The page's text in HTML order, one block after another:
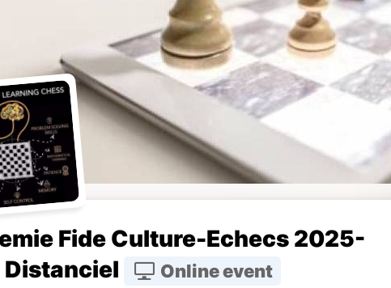
Fide Culture-Echecs 2025-
Online event